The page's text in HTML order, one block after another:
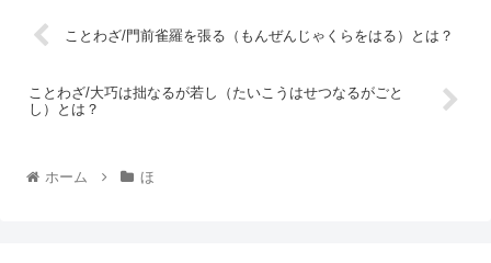
ことわざ/門前雀羅を張る（もんぜんじゃくらをはる）とは？
ことわざ/大巧は拙なるが若し（たいこうはせつなるがごと
し）とは？
ホーム ほ